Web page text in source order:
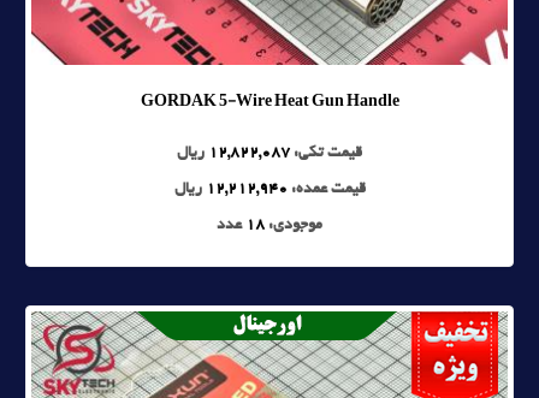
GORDAK 5-Wire Heat Gun Handle
قیمت تکی: 12,822,087 ریال
قیمت عمده: 12,212,940 ریال
موجودی: 18 عدد